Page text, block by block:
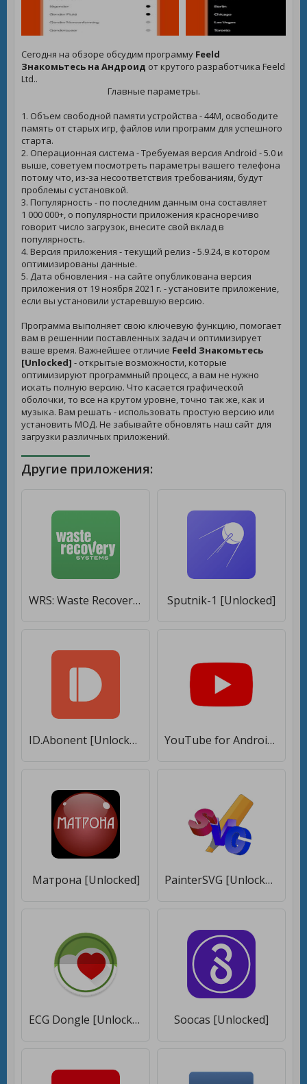
Сегодня на обзоре обсудим программу Feeld
Знакомьтесь на Андроид от крутого разработчика Feeld
Ltd..
Главные параметры.
1. Объем свободной памяти устройства - 44M, освободите
память от старых игр, файлов или программ для успешного
старта.
2. Операционная система - Требуемая версия Android - 5.0 и
выше, советуем посмотреть параметры вашего телефона
потому что, из-за несоответствия требованиям, будут
проблемы с установкой.
3. Популярность - по последним данным она составляет
1 000 000+, о популярности приложения красноречиво
говорит число загрузок, внесите свой вклад в
популярность.
4. Версия приложения - текущий релиз - 5.9.24, в котором
оптимизированы данные.
5. Дата обновления - на сайте опубликована версия
приложения от 19 ноября 2021 г. - установите приложение,
если вы установили устаревшую версию.
Программа выполняет свою ключевую функцию, помогает
вам в решеннии поставленных задач и оптимизирует
ваше время. Важнейшее отличие Feeld Знакомьтесь
[Unlocked] - открытые возможности, которые
оптимизируют программный процесс, а вам не нужно
искать полную версию. Что касается графической
оболочки, то все на крутом уровне, точно так же, как и
музыка. Вам решать - использовать простую версию или
установить МОД. Не забывайте обновлять наш сайт для
загрузки различных приложений.
Другие приложения:
WRS: Waste Recovery Systems [Unlocked] Sputnik-1 [Unlocked]
ID.Abonent [Unlocked] YouTube for Android TV [Unlocked]
Матрона [Unlocked] PainterSVG [Unlocked]
ECG Dongle [Unlocked] Soocas [Unlocked]